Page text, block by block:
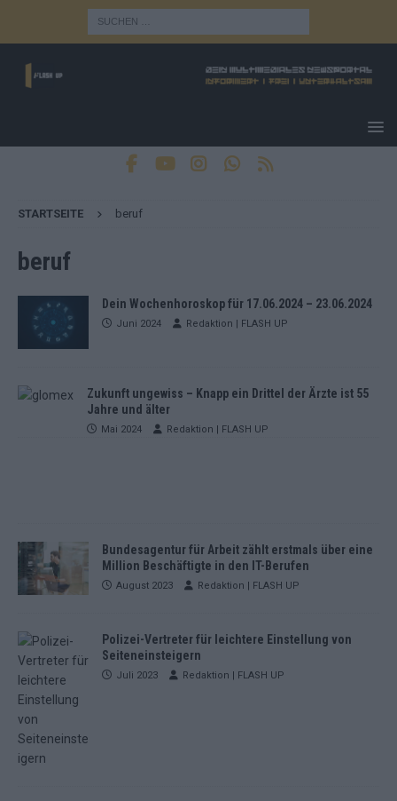
STARTSEITE beruf
beruf
Dein Wochenhoroskop für 17.06.2024 – 23.06.2024
Juni 2024 Redaktion | FLASH UP
Zukunft ungewiss – Knapp ein Drittel der Ärzte ist 55
Jahre und älter
Mai 2024 Redaktion | FLASH UP
Bundesagentur für Arbeit zählt erstmals über eine
Million Beschäftigte in den IT-Berufen
August 2023 Redaktion | FLASH UP
Polizei-Vertreter für leichtere Einstellung von
Seiteneinsteigern
Juli 2023 Redaktion | FLASH UP